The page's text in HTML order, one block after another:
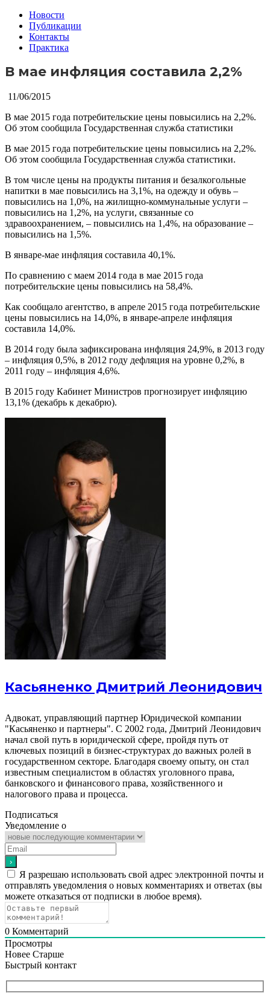
Новости
Публикации
Контакты
Практика
В мае инфляция составила 2,2%
11/06/2015
В мае 2015 года потребительские цены повысились на 2,2%.
Об этом сообщила Государственная служба статистики
В мае 2015 года потребительские цены повысились на 2,2%.
Об этом сообщила Государственная служба статистики.
В том числе цены на продукты питания и безалкогольные
напитки в мае повысились на 3,1%, на одежду и обувь –
повысились на 1,0%, на жилищно-коммунальные услуги –
повысились на 1,2%, на услуги, связанные со
здравоохранением, – повысились на 1,4%, на образование –
повысились на 1,5%.
В январе-мае инфляция составила 40,1%.
По сравнению с маем 2014 года в мае 2015 года
потребительские цены повысились на 58,4%.
Как сообщало агентство, в апреле 2015 года потребительские
цены повысились на 14,0%, в январе-апреле инфляция
составила 14,0%.
В 2014 году была зафиксирована инфляция 24,9%, в 2013 году
– инфляция 0,5%, в 2012 году дефляция на уровне 0,2%, в
2011 году – инфляция 4,6%.
В 2015 году Кабинет Министров прогнозирует инфляцию
13,1% (декабрь к декабрю).
Касьяненко Дмитрий Леонидович
Адвокат, управляющий партнер Юридической компании
"Касьяненко и партнеры". С 2002 года, Дмитрий Леонидович
начал свой путь в юридической сфере, пройдя путь от
ключевых позиций в бизнес-структурах до важных ролей в
государственном секторе. Благодаря своему опыту, он стал
известным специалистом в областях уголовного права,
банковского и финансового права, хозяйственного и
налогового права и процесса.
Подписаться
Уведомление о
Я разрешаю использовать свой адрес электронной почты и
отправлять уведомления о новых комментариях и ответах (вы
можете отказаться от подписки в любое время).
0 Комментарий
Просмотры
Новее Старше
Быстрый контакт